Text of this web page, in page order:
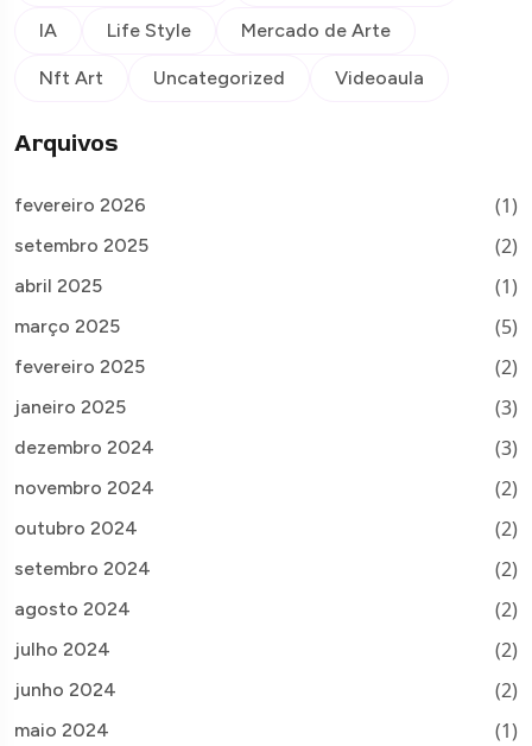
IA Life Style Mercado de Arte
Nft Art Uncategorized Videoaula
Arquivos
fevereiro 2026 (1)
setembro 2025 (2)
abril 2025 (1)
março 2025 (5)
fevereiro 2025 (2)
janeiro 2025 (3)
dezembro 2024 (3)
novembro 2024 (2)
outubro 2024 (2)
setembro 2024 (2)
agosto 2024 (2)
julho 2024 (2)
junho 2024 (2)
maio 2024 (1)